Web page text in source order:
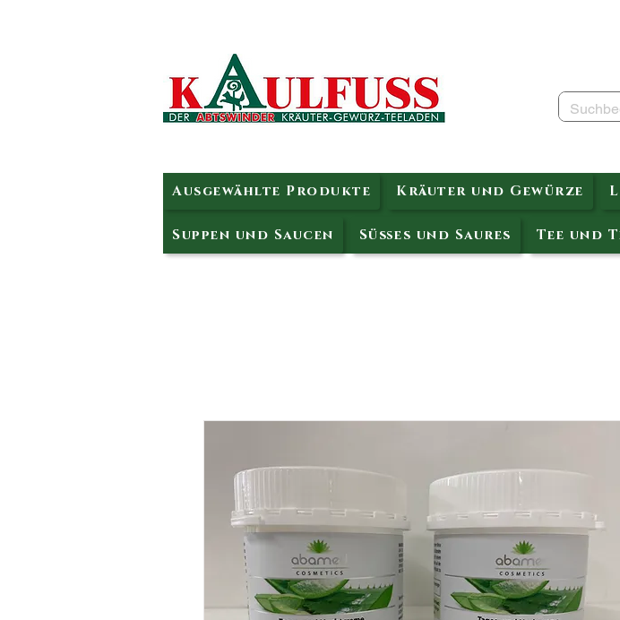
Ausgewählte Produkte Kräuter und Gewürze
Suppen und Saucen Süßes und Saures Tee und